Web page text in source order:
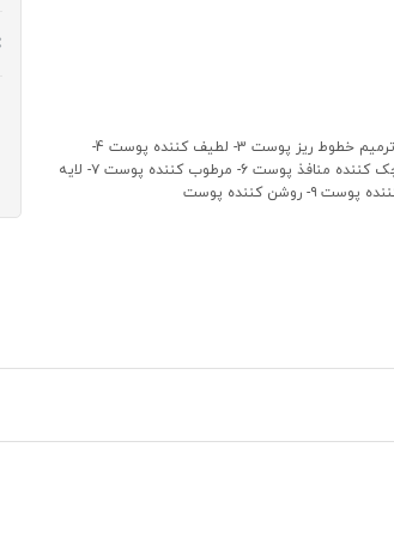
کارایی: 1- ضد چروک پوست 2- ترمیم خطوط ریز پوست 3- لطیف کننده پوست 4-
کنترل کننده چربی پوست 5- کوچک کننده منافذ پوست 6- مرطوب کننده پوست ۷- لایه